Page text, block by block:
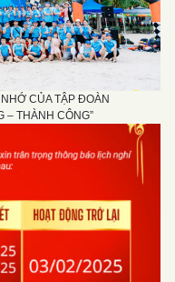
CỦA TẬP ĐOÀN
– THÀNH CÔNG”